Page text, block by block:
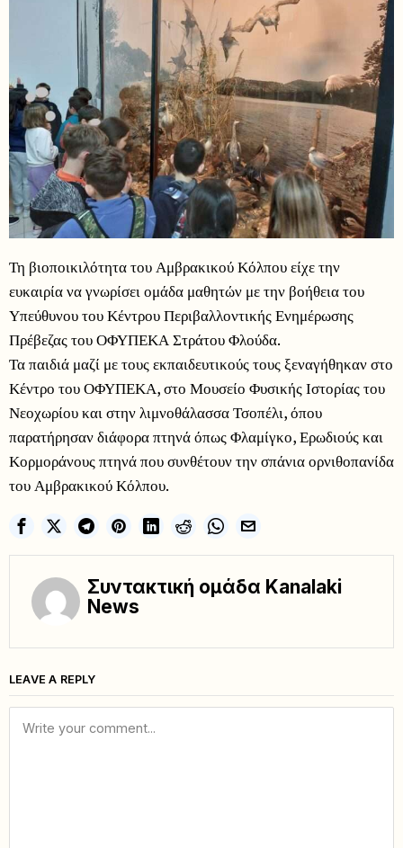
Τη βιοποικιλότητα του Αμβρακικού Κόλπου είχε την
ευκαιρία να γνωρίσει ομάδα μαθητών με την βοήθεια του
Υπεύθυνου του Κέντρου Περιβαλλοντικής Ενημέρωσης
Πρέβεζας του ΟΦΥΠΕΚΑ Στράτου Φλούδα.
Τα παιδιά μαζί με τους εκπαιδευτικούς τους ξεναγήθηκαν στο
Κέντρο του ΟΦΥΠΕΚΑ, στο Μουσείο Φυσικής Ιστορίας του
Νεοχωρίου και στην λιμνοθάλασσα Τσοπέλι, όπου
παρατήρησαν διάφορα πτηνά όπως Φλαμίγκο, Ερωδιούς και
Κορμοράνους πτηνά που συνθέτουν την σπάνια ορνιθοπανίδα
του Αμβρακικού Κόλπου.
Συντακτική ομάδα Kanalaki
News
LEAVE A REPLY